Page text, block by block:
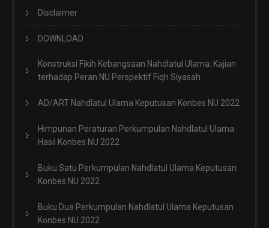
Disclaimer
DOWNLOAD
Konstruksi Fikih Kebangsaan Nahdlatul Ulama: Kajian
terhadap Peran NU Perspektif Fiqh Siyasah
AD/ART Nahdlatul Ulama Keputusan Konbes NU 2022
Himpunan Peraturan Perkumpulan Nahdlatul Ulama
Hasil Konbes NU 2022
Buku Satu Perkumpulan Nahdlatul Ulama Keputusan
Konbes NU 2022
Buku Dua Perkumpulan Nahdlatul Ulama Keputusan
Konbes NU 2022